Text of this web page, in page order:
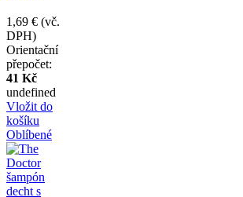
1,69 € (vč.
DPH)
Orientační
přepočet:
41 Kč
undefined
Vložit do
košíku
Oblíbené